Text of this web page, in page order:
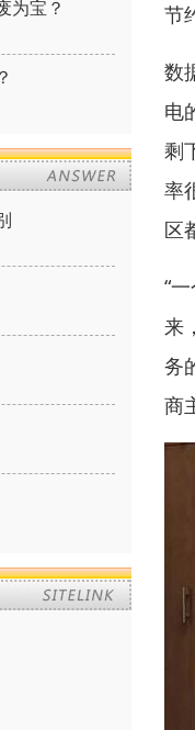
为宝？
节
数
电
剩
率
区
“
来
务
商